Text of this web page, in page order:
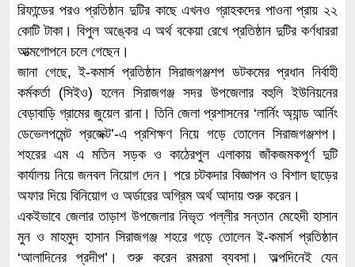
রিফান্ডের পরও প্রতিষ্ঠান দুটির কাছে এখনও গ্রাহকদের পাওনা প্রায় ২২
কোটি টাকা। বিপুল অঙ্কের এ অর্থ বকেয়া রেখে প্রতিষ্ঠান দুটির কর্ণধাররা
আত্মগোপনে চলে গেছেন।
জানা গেছে, ই-কমার্স প্রতিষ্ঠান সিরাজগঞ্জশপ ডটকমের প্রধান নির্বাহী
কর্মকর্তা (সিইও) হলেন সিরাজগঞ্জ সদর উপজেলার বহুলি ইউনিয়নের
বেড়াবাড়ি গ্রামের জুয়েল রানা। তিনি জেলা প্রশাসনের ‘লার্নিং অ্যান্ড আর্নিং
ডেভেলপমেন্ট প্রজেক্ট’-এ প্রশিক্ষণ নিয়ে গড়ে তোলেন সিরাজগঞ্জশপ।
শহরের এম এ মতিন সড়ক ও কাঠেরপুল এলাকায় জাঁকজমকপূর্ণ দুটি
কার্যালয় নিয়ে জনবল নিয়োগ দেন। পরে চটকদার বিজ্ঞাপন ও বিশাল ছাড়ের
অফার দিয়ে বিনিয়োগ ও অর্ডারের অগ্রিম অর্থ আদায় শুরু করেন।
একইভাবে জেলার তাড়াশ উপজেলার নিভৃত পল্লীর সন্তান মেহেদী হাসান
মুন ও মাহমুদ হাসান সিরাজগঞ্জ শহরে গড়ে তোলেন ই-কমার্স প্রতিষ্ঠান
‘আলাদিনের প্রদীপ’। শুরু করেন রমরমা ব্যবসা। অল্পদিনেই যেন